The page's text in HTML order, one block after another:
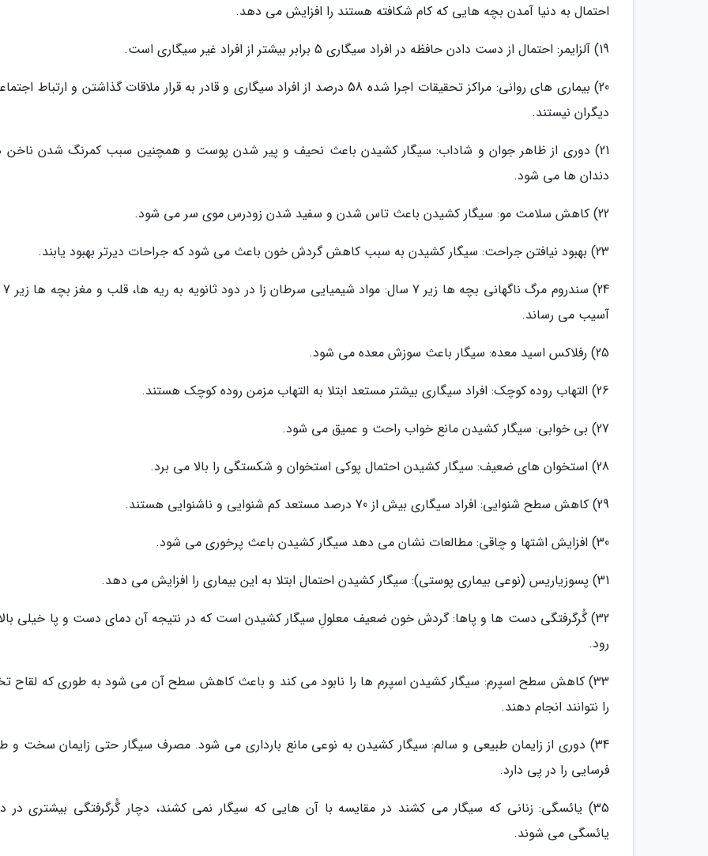
احتمال به دنیا آمدن بچه هایی که کام شکافته هستند را افزایش می دهد.
19) آلزایمر: احتمال از دست دادن حافظه در افراد سیگاری 5 برابر بیشتر از افراد غیر سیگاری است.
20) بیماری های روانی: مراکز تحقیقات اجرا شده 58 درصد از افراد سیگاری و قادر به قرار ملاقات گذاشتن و ارتباط
دیگران نیستند.
21) دوری از ظاهر جوان و شاداب: سیگار کشیدن باعث نحیف و پیر شدن پوست و همچنین سبب کمرنگ شدن ناخن
دندان ها می شود.
22) کاهش سلامت مو: سیگار کشیدن باعث تاس شدن و سفید شدن زودرس موی سر می شود.
23) بهبود نیافتن جراحت: سیگار کشیدن به سبب کاهش گردش خون باعث می شود که جراحات دیرتر بهبود یابند.
24)
آسیب می رساند.
25) رفلاکس اسید معده: سیگار باعث سوزش معده می شود.
26) التهاب روده کوچک: افراد سیگاری بیشتر مستعد ابتلا به التهاب مزمن روده کوچک هستند.
27) بی خوابی: سیگار کشیدن مانع خواب راحت و عمیق می شود.
28) استخوان های ضعیف: سیگار کشیدن احتمال پوکی استخوان و شکستگی را بالا می برد.
29) کاهش سطح شنوایی: افراد سیگاری بیش از 70 درصد مستعد کم شنوایی و ناشنوایی هستند.
30) افزایش اشتها و چاقی: مطالعات نشان می دهد سیگار کشیدن باعث پرخوری می شود.
31) پسوزیاریس (نوعی بیماری پوستی): سیگار کشیدن احتمال ابتلا به این بیماری را افزایش می دهد.
32) گُرگرفتگی دست ها و پاها: گردش خون ضعیف معلولِ سیگار کشیدن است که در نتیجه آن دمای دست و پا خیلی
رود.
33) کاهش سطح اسپرم: سیگار کشیدن اسپرم ها را نابود می کند و باعث کاهش سطح آن می شود به طوری که لقاح
را نتوانند انجام دهند.
34) دوری از زایمان طبیعی و سالم: سیگار کشیدن به نوعی مانع بارداری می شود. مصرف سیگار حتی زایمان سخت و
فرسایی را در پی دارد.
35) یائسگی: زنانی که سیگار می کشند در مقایسه با آن هایی که سیگار نمی کشند، دچار گُرگرفتگی بیشتری در
یائسگی می شوند.